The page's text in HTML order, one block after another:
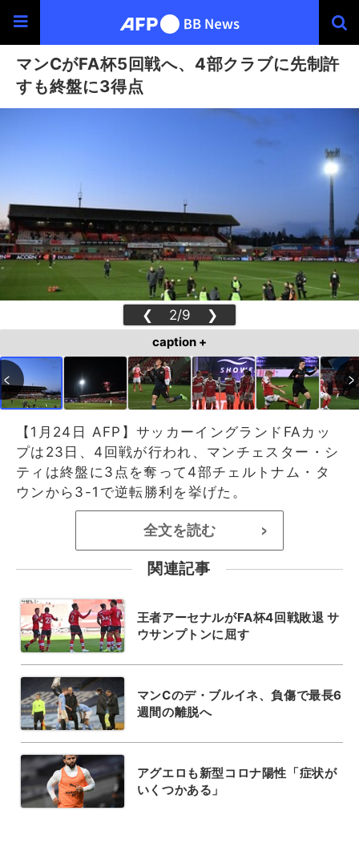
マンCがFA杯5回戦へ、4部クラブに先制許
すも終盤に3得点
❮ 2/9 ❯
caption +
【1月24日 AFP】サッカーイングランドFAカッ
プは23日、4回戦が行われ、マンチェスター・シ
ティは終盤に3点を奪って4部チェルトナム・タ
ウンから3-1で逆転勝利を挙げた。
全文を読む >
関連記事
王者アーセナルがFA杯4回戦敗退 サ
ウサンプトンに屈す
マンCのデ・ブルイネ、負傷で最長6
週間の離脱へ
アグエロも新型コロナ陽性「症状が
いくつかある」